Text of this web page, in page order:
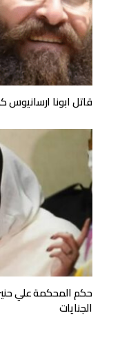
قاتل ابونا
حكم المحكمة علي
الجنايات